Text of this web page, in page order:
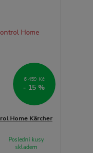
6 459 Kč
- 15 %
Home Kärcher
Poslední kusy
skladem